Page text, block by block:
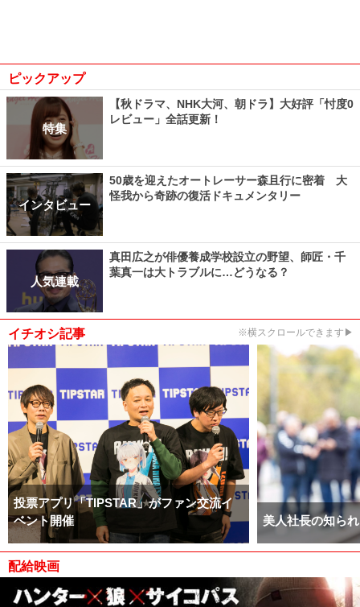
ピックアップ
特集
【秋ドラマ、NHK大河、朝ドラ】大好評「忖度0
レビュー」全話更新！
インタビュー
50歳を迎えたオートレーサー森且行に密着 大
怪我から奇跡の復活ドキュメンタリー
人気連載
真田広之が俳優養成学校設立の野望、師匠・千
葉真一は大トラブルに…どうなる？
イチオシ記事 ※横スクロールできます▶
投票アプリ「TIPSTAR」がファン交流イ
ベント開催
美人社長の知ら
配給映画